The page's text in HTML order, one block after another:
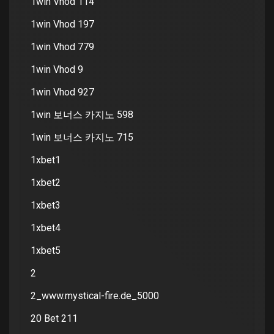
1win Vhod 197
1win Vhod 779
1win Vhod 9
1win Vhod 927
1win 보너스 카지노 598
1win 보너스 카지노 715
1xbet1
1xbet2
1xbet3
1xbet4
1xbet5
2
2_www.mystical-fire.de_5000
20 Bet 211